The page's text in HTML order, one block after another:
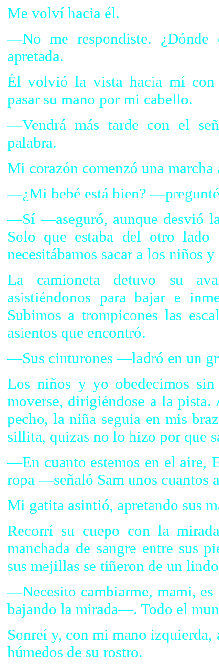
Me volví hacia él.
—No me respondiste.
apretada.
Él volvió la vista hacia mí con
pasar su mano por mi cabello.
—Vendrá más tarde con el
palabra.
Mi corazón comenzó una marcha
—¿Mi bebé está bien?
—Sí —aseguró, aunque desvió
Solo que estaba del otro
necesitábamos sacar a los niños
La camioneta detuvo su
asistiéndonos para bajar e
Subimos a trompicones las
asientos que encontró.
—Sus cinturones —ladró en un
Los niños y yo obedecimos
moverse, dirigiéndose a la
pecho, la niña seguia en mis
sillita, quizas no lo hizo por que
—En cuanto estemos en el aire,
ropa —señaló Sam unos cuantos
Mi gatita asintió, apretando sus
Recorrí su cuepo con la
manchada de sangre entre sus
sus mejillas se tiñeron de un
—Necesito cambiarme, mami,
bajando la mirada—. Todo el
Sonreí y, con mi mano izquierda,
húmedos de su rostro.